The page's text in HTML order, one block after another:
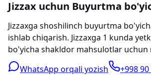
Jizzax uchun Buyurtma
Jizzaxga shoshilinch buyurtma
ishlab chiqarish. Jizzaxga 1 kunda
bo'yicha shakldor mahsulotlar
WhatsApp orqali yozish
+998